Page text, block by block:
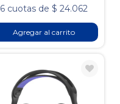
6 cuotas de $ 24.062
Agregar al carrito